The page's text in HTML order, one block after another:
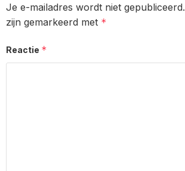
Je e-mailadres wordt niet gepubliceerd.
zijn gemarkeerd met *
Reactie *